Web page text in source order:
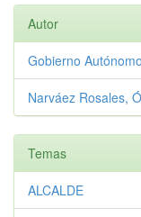
Autor
Gobierno
Narváez Rosales,
Temas
ALCALDE